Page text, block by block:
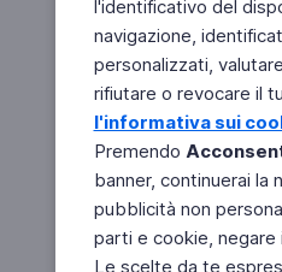
l'identificativo del
navigazione,
personalizzati,
rifiutare o revocare il
l'informativa sui
Premendo
banner, continuerai la
pubblicità non
parti e cookie,
Le scelte da te